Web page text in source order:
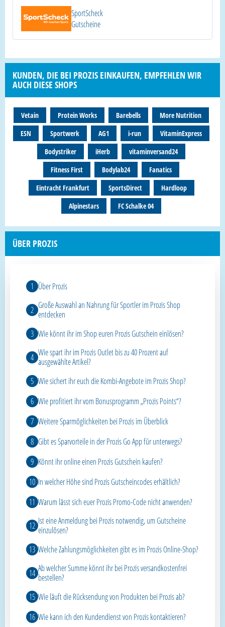
SportScheck
Gutscheine
KUNDEN, DIE BEI PROZIS EINKAUFEN, EMPFEHLEN WIR
AUCH DIESE SHOPS
Vetain Protein Works Barebells
More Nutrition
ESN
Sportwerk AG1 i-run
VitaminExpress
Bodystriker
iHerb
vitaminversand24
Fitness First
Bodylab24
Fanatics
Eintracht Frankfurt
SportsDirect
Hardloop
Alpinestars
FC Schalke 04
ÜBER PROZIS
Über Prozis
Große Auswahl an Nahrung für Sportler im Prozis Shop
entdecken
Wie könnt ihr im Shop euren Prozis Gutschein einlösen?
Wie spart ihr im Prozis Outlet bis zu 40 Prozent auf
ausgewählte Artikel?
Wie sichert ihr euch die Kombi-Angebote im Prozis Shop?
Wie profitiert ihr vom Bonusprogramm „Prozis Points“?
Weitere Sparmöglichkeiten bei Prozis im Überblick
Gibt es Sparvorteile in der Prozis Go App für unterwegs?
Könnt ihr online einen Prozis Gutschein kaufen?
In welcher Höhe sind Prozis Gutscheincodes erhältlich?
Warum lässt sich euer Prozis Promo-Code nicht anwenden?
Ist eine Anmeldung bei Prozis notwendig, um Gutscheine
einzulösen?
Welche Zahlungsmöglichkeiten gibt es im Prozis Online-Shop?
Ab welcher Summe könnt ihr bei Prozis versandkostenfrei
bestellen?
Wie läuft die Rücksendung von Produkten bei Prozis ab?
Wie kann ich den Kundendienst von Prozis kontaktieren?